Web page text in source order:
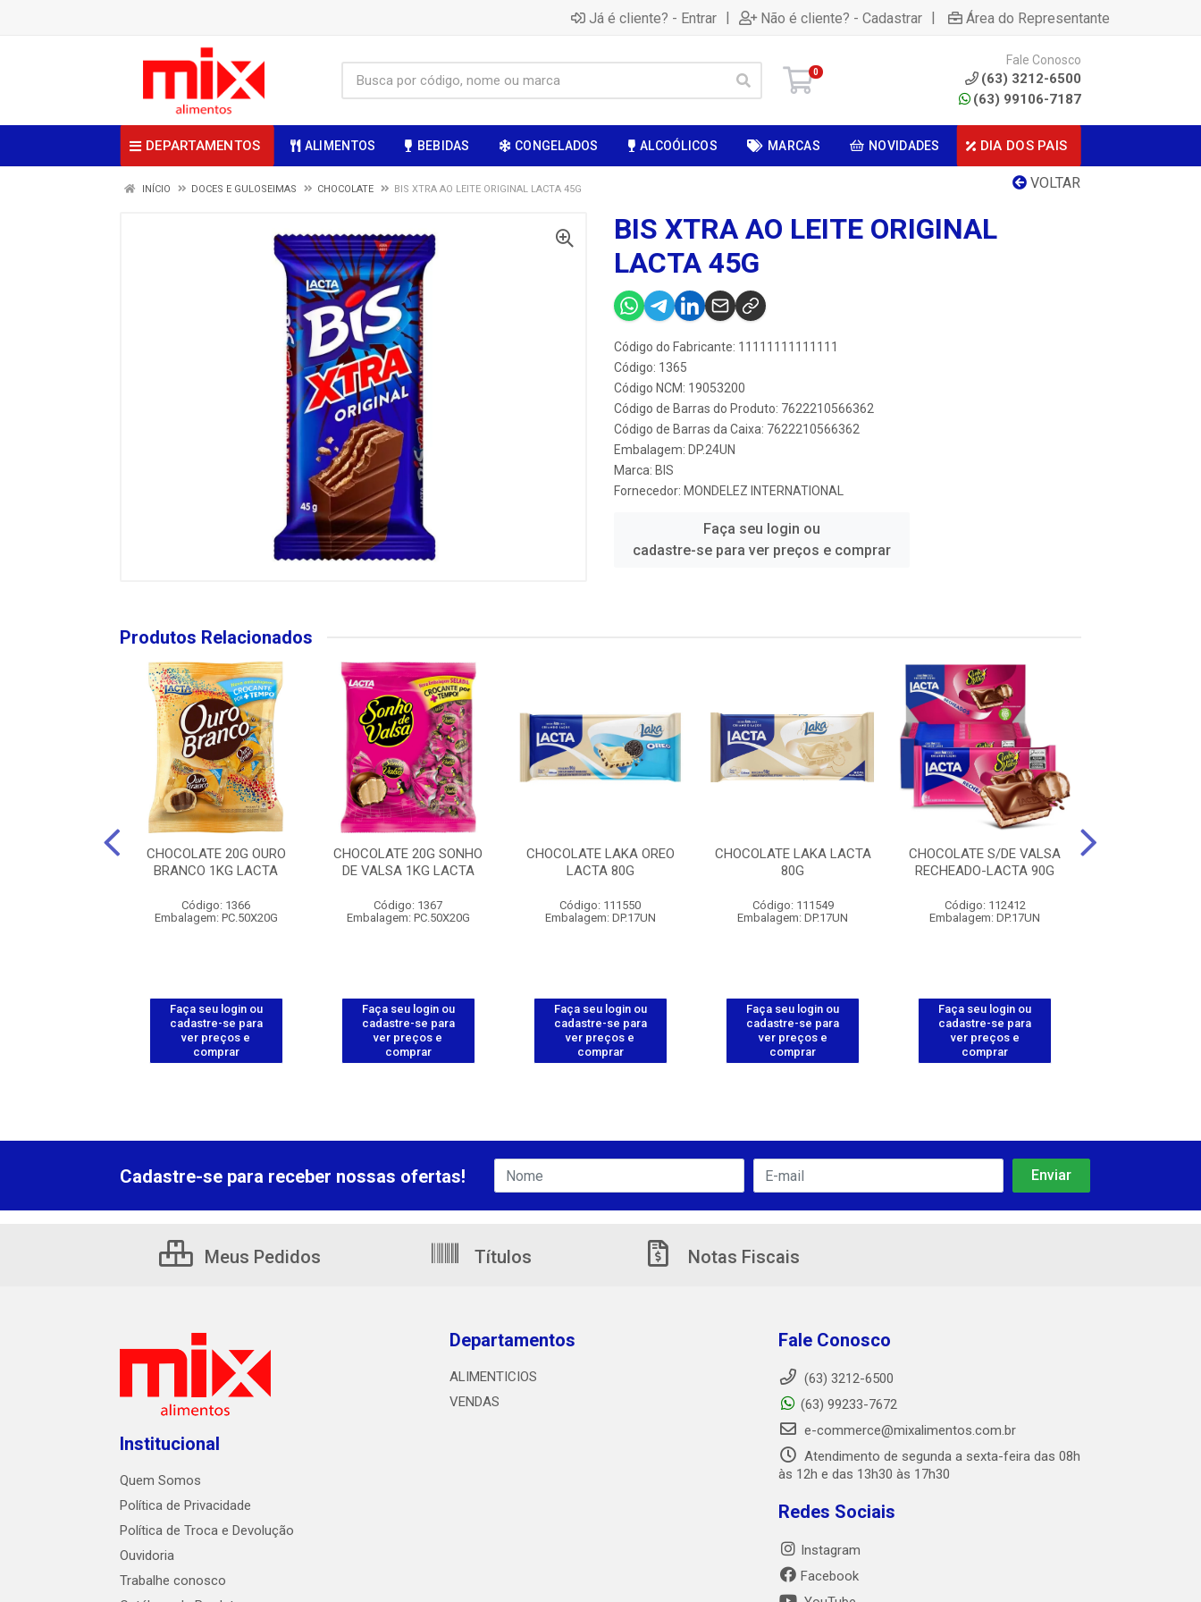
Já é cliente? - Entrar | Não é cliente? - Cadastrar | Área do Representante
0
Fale Conosco
(63) 3212-6500
(63) 99106-7187
DEPARTAMENTOS ALIMENTOS BEBIDAS CONGELADOS ALCOÓLICOS MARCAS NOVIDADES DIA DOS PAIS
VOLTAR
INÍCIO DOCES E GULOSEIMAS CHOCOLATE BIS XTRA AO LEITE ORIGINAL LACTA 45G
BIS XTRA AO LEITE ORIGINAL
LACTA 45G
Código do Fabricante: 11111111111111
Código: 1365
Código NCM: 19053200
Código de Barras do Produto: 7622210566362
Código de Barras da Caixa: 7622210566362
Embalagem: DP.24UN
Marca: BIS
Fornecedor: MONDELEZ INTERNATIONAL
Faça seu login ou
cadastre-se para ver preços e comprar
Produtos Relacionados
CHOCOLATE 20G OURO
BRANCO 1KG LACTA
Código: 1366
Embalagem: PC.50X20G
Faça seu login ou
cadastre-se para
ver preços e
comprar
CHOCOLATE 20G SONHO
DE VALSA 1KG LACTA
Código: 1367
Embalagem: PC.50X20G
Faça seu login ou
cadastre-se para
ver preços e
comprar
CHOCOLATE LAKA OREO
LACTA 80G
Código: 111550
Embalagem: DP.17UN
Faça seu login ou
cadastre-se para
ver preços e
comprar
CHOCOLATE LAKA LACTA
80G
Código: 111549
Embalagem: DP.17UN
Faça seu login ou
cadastre-se para
ver preços e
comprar
CHOCOLATE S/DE VALSA
RECHEADO-LACTA 90G
Código: 112412
Embalagem: DP.17UN
Faça seu login ou
cadastre-se para
ver preços e
comprar
Cadastre-se para receber nossas ofertas!
Meus Pedidos Títulos Notas Fiscais
Institucional
Quem Somos
Política de Privacidade
Política de Troca e Devolução
Ouvidoria
Trabalhe conosco
Departamentos
ALIMENTICIOS
VENDAS
Fale Conosco
(63) 3212-6500
(63) 99233-7672
e-commerce@mixalimentos.com.br
Atendimento de segunda a sexta-feira das 08h
às 12h e das 13h30 às 17h30
Redes Sociais
Instagram
Facebook